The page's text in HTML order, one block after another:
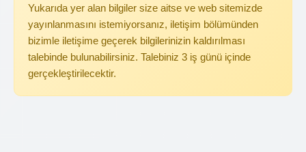
Yukarıda yer alan bilgiler size aitse ve web sitemizde
yayınlanmasını istemiyorsanız, iletişim bölümünden
bizimle iletişime geçerek bilgilerinizin kaldırılması
talebinde bulunabilirsiniz. Talebiniz 3 iş günü içinde
gerçekleştirilecektir.